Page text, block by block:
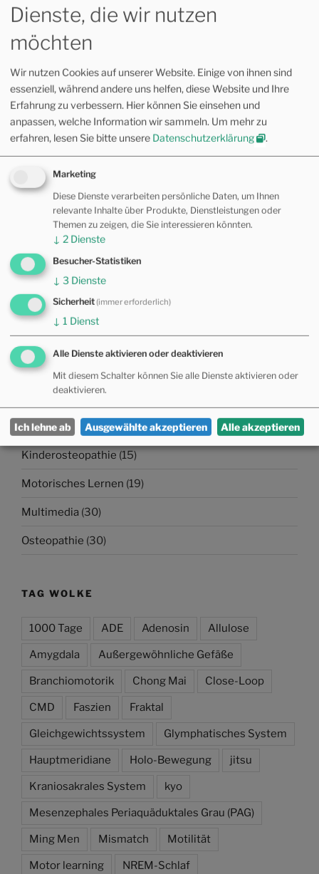
Was macht Zucker eigentlich mit uns,
insbesondere mit Kindern?
in Allopathie, Kinderosteopathie,
13. Mai 2024
Wie psychische Bedeutung entsteht
in Kinderosteopathie, Motorisches
4. Mai 2024
Regulationsstörungen beim Säugling und
Kleinkind
Motorisches Lernen, Multimedia
26. April 2024
KATEGORIEN
Allgemein(11)
Fernöstliche Medizin(17)
Kinderosteopathie (15)
Motorisches Lernen (19)
Multimedia (30)
Osteopathie (30)
TAG WOLKE
1000 Tage ADE Adenosin Allulose
Amygdala Außergewöhnliche Gefäße
Branchiomotorik Chong Mai Close-Loop
CMD Faszien Fraktal
Gleichgewichtssystem Glymphatisches System
Hauptmeridiane Holo-Bewegung jitsu
Kraniosakrales System kyo
Mesenzephales Periaquäduktales Grau (PAG)
Ming Men Mismatch Motilität
Motor learning NREM-Schlaf
Dienste, die wir nutzen
möchten
Wir nutzen Cookies auf unserer Website. Einige von ihnen sind
essenziell, während andere uns helfen, diese Website und Ihre
Erfahrung zu verbessern. Hier können Sie einsehen und
anpassen, welche Information wir sammeln. Um mehr zu
erfahren, lesen Sie bitte unsere Datenschutzerklärung .
Marketing
Diese Dienste verarbeiten persönliche Daten, um Ihnen
relevante Inhalte über Produkte, Dienstleistungen oder
Themen zu zeigen, die Sie interessieren könnten.
↓ 2 Dienste
Besucher-Statistiken
↓ 3 Dienste
Sicherheit(immer erforderlich)
↓ 1 Dienst
Alle Dienste aktivieren oder deaktivieren
Mit diesem Schalter können Sie alle Dienste aktivieren oder
deaktivieren.
Ich lehne ab Ausgewählte akzeptieren Alle akzeptieren